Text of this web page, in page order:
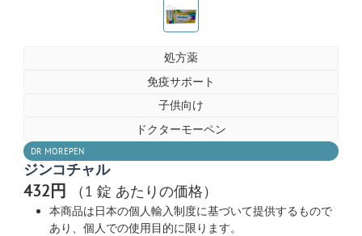
お薬ショップ
処方薬
免疫サポート
子供向け
ドクターモーペン
DR MOREPEN
ジンコチャル
432円 （1 錠 あたりの価格）
本商品は日本の個人輸入制度に基づいて提供するもので
あり、個人での使用目的に限ります。